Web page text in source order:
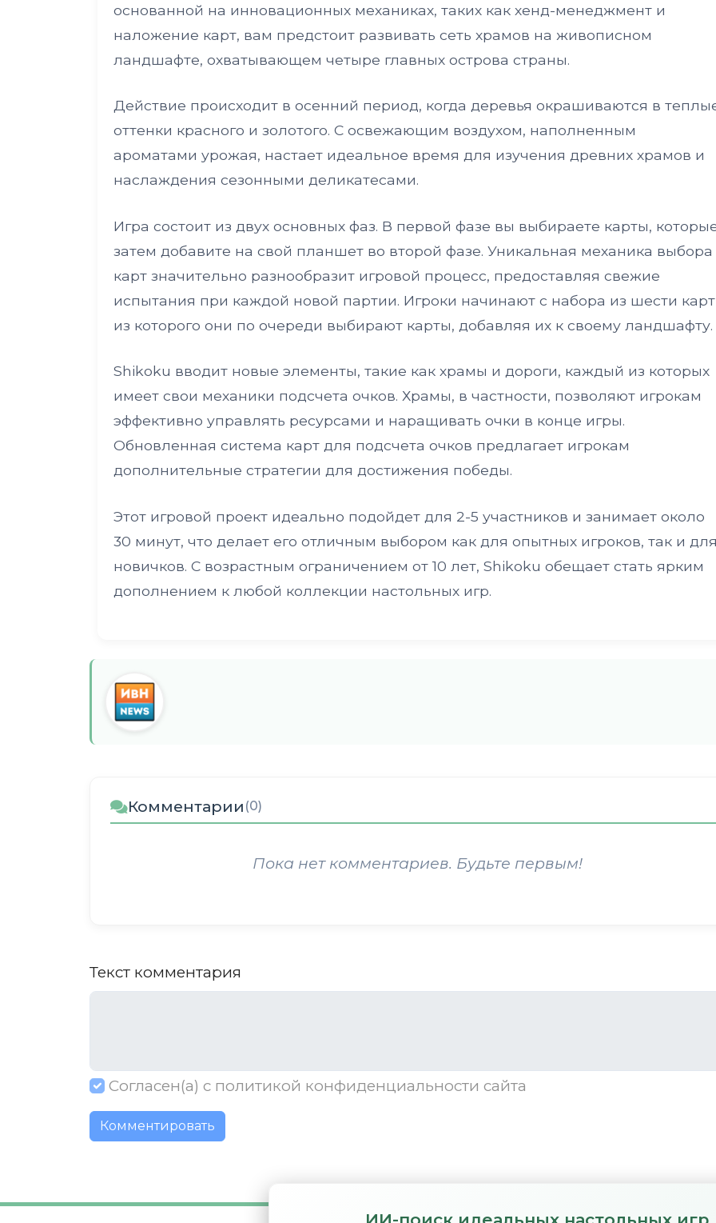
основанной на инновационных механиках, таких как хенд-менеджмент и
наложение карт, вам предстоит развивать сеть храмов на живописном
ландшафте, охватывающем четыре главных острова страны.
Действие происходит в осенний период, когда деревья окрашиваются в
оттенки красного и золотого. С освежающим воздухом, наполненным
ароматами урожая, настает идеальное время для изучения древних храмов и
наслаждения сезонными деликатесами.
Игра состоит из двух основных фаз. В первой фазе вы выбираете карты,
затем добавите на свой планшет во второй фазе. Уникальная механика выбора
карт значительно разнообразит игровой процесс, предоставляя свежие
испытания при каждой новой партии. Игроки начинают с набора из шести
из которого они по очереди выбирают карты, добавляя их к своему ландшафту.
Shikoku вводит новые элементы, такие как храмы и дороги, каждый из которых
имеет свои механики подсчета очков. Храмы, в частности, позволяют игрокам
эффективно управлять ресурсами и наращивать очки в конце игры.
Обновленная система карт для подсчета очков предлагает игрокам
дополнительные стратегии для достижения победы.
Этот игровой проект идеально подойдет для 2-5 участников и занимает около
30 минут, что делает его отличным выбором как для опытных игроков, так и
новичков. С возрастным ограничением от 10 лет, Shikoku обещает стать ярким
дополнением к любой коллекции настольных игр.
Комментарии (0)
Пока нет комментариев. Будьте первым!
Текст комментария
Согласен(а) с политикой конфиденциальности сайта
Комментировать